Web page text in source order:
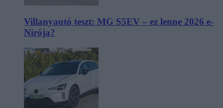
Villanyautó teszt: MG S5EV – ez lenne 2026 e-
Nirója?